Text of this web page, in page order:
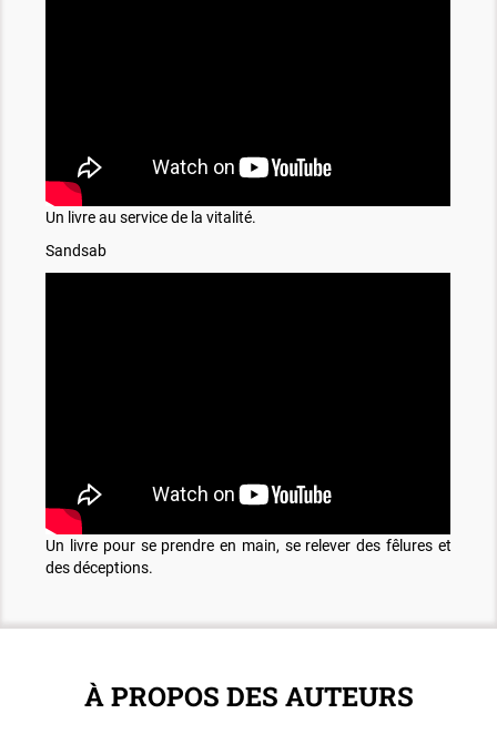
Un livre au service de la vitalité.
Sandsab
Un livre pour se prendre en main, se relever des fêlures et
des déceptions.
À PROPOS DES AUTEURS